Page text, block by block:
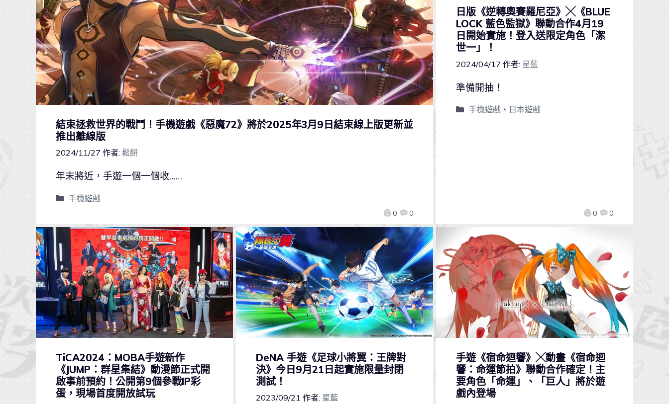
結束拯救世界的戰鬥！手機遊戲《惡魔72》將於2025年3月9日結束線上版更新並
推出離線版
2024/11/27 作者: 鬆餅
0 0
年末將近，手遊一個一個收……
手機遊戲
日版《逆轉奧賽羅尼亞》╳《BLUE
LOCK 藍色監獄》聯動合作4月19
日開始實施！登入送限定角色「潔
世一」！
2024/04/17 作者: 星藍
0 0
準備開抽！
手機遊戲、 日本遊戲
TiCA2024：MOBA手遊新作
《JUMP：群星集結》動漫節正式開
啟事前預約！公開第9個參戰IP彩
蛋，現場首度開放試玩
DeNA 手遊《足球小將翼：王牌對
決》今日9月21日起實施限量封閉
測試！
2023/09/21 作者: 星藍
手遊《宿命迴響》╳動畫《宿命迴
響：命運節拍》聯動合作確定！主
要角色「命運」、「巨人」將於遊
戲內登場